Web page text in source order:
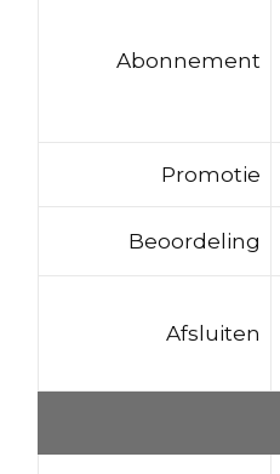
Abonnement
Promotie
Beoordeling
Afsluiten